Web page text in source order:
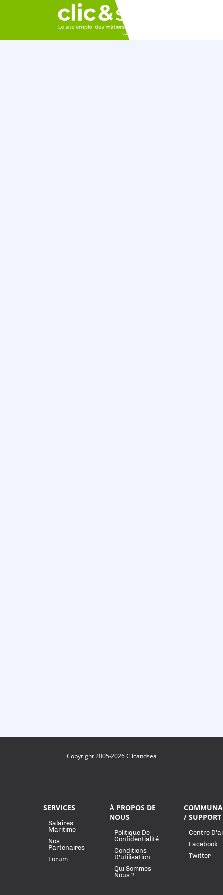
Copyright 2005-2026 Clicandsea
SERVICES
Salaires
Maritime
Nos
Partenaires
Forum
À PROPOS DE
NOUS
Politique De
Confidentialité
Conditions
D'utilisation
Qui Sommes-
Nous ?
/ SUPPORT
Centre
Facebook
Twitter